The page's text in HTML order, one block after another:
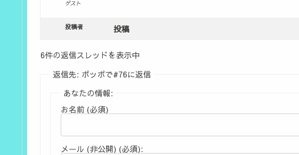
ゲスト
投稿者 投稿
6件の返信スレッドを表示中
返信先: ポッポで#76に返信
あなたの情報:
お名前 (必須)
メール (非公開) (必須):